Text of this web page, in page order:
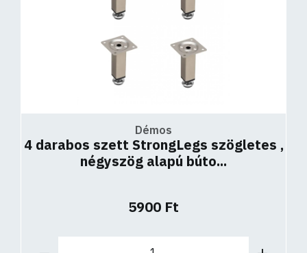
Démos
4 darabos szett StrongLegs szögletes ,
négyszög alapú búto...
5900 Ft